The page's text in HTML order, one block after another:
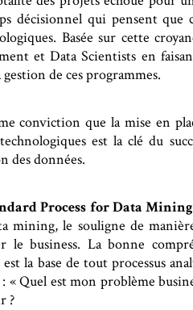
décisionnel qui pensent que
Basée sur cette
et Data Scientists en
de ces programmes.
conviction que la mise en
est la clé du
des données.
Process for Data Mining
mining, le souligne de
le business. La bonne
est la base de tout processus
« Quel est mon problème
?